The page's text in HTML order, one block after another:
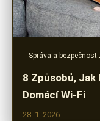
Správa a
8 Způsobů,
Domácí Wi-Fi
28. 1. 2026